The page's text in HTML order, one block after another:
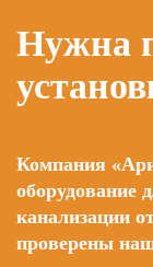
Нужна
Компания
оборудование
канализации
проверены